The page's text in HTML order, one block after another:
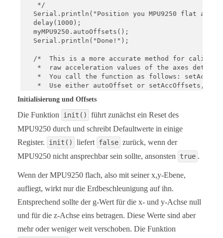
   */
Serial.println("Position you MPU9250 flat and
  delay(1000);
  myMPU9250.autoOffsets();
  Serial.println("Done!");
/*  This is a more accurate method for
*  raw acceleration values of the axes
*  You call the function as follows:
*  Use either autoOffset or setAccOffsets, not
//myMPU9250.setAccOffsets(-14240.0, 18220.0, -
/*  Sample rate divider divides the output
*  Sample rate = Internal sample rate / (1 +
*  It can only be applied if the
   *  Divider is a number 0...255
   */
   *  MPU9250_ACC_RANGE_4G      4 g
   *  MPU9250_ACC_RANGE_8G      8 g
   */
  myMPU9250.setAccRange(MPU9250_ACC_RANGE_2G);
Initialisierung und Offsets
Die Funktion init()
führt zunächst ein Reset des
MPU9250 durch und schreibt Defaultwerte in einige
Register.
init() liefert false zurück, wenn der
MPU9250 nicht ansprechbar sein sollte, ansonsten
true .
Wenn der MPU9250 flach, also mit seiner x,y-Ebene,
aufliegt, wirkt nur die Erdbeschleunigung auf ihn.
Entsprechend sollte der g-Wert für die x- und y-Achse null
und für die z-Achse eins betragen. Diese Werte sind aber
mehr oder weniger weit verschoben. Die Funktion